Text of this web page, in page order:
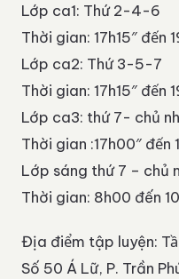
Lớp ca1: Thứ 2-4-6
Thời gian: 17h15″ đến
Lớp ca2: Thứ 3-5-7
Thời gian: 17h15″ đến
Lớp ca3: thứ 7- chủ
Thời gian :17h00″ đến
Lớp sáng thứ 7 – chủ
Thời gian: 8h00 đến
Địa điểm tập luyện:
Số 50 Á Lữ, P. Trần